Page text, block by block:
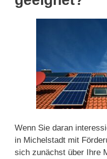
Wenn Sie daran
in Michelstadt mit
sich zunächst über Ihre